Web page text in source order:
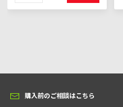
購入前のご相談はこちら